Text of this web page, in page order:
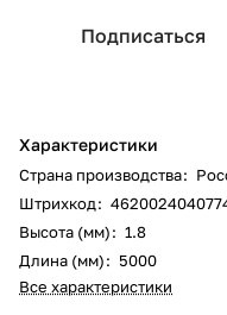
Подписаться
Характеристики
Страна производства:
Штрихкод:
Высота (мм): 1.8
Длина (мм): 5000
Все характеристики